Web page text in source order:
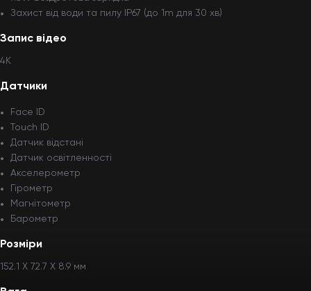
Захист від води та пилу IP67 (до 1m для 30 хв)
Запис відео
4K
Датчики
Face ID
Touch ID
Датчик відстані
Датчик освітленності
Акселерометр
Гірометр
Магнітометр
Барометр
Розміри
152.1 Х 72.7 Х 8.9 мм